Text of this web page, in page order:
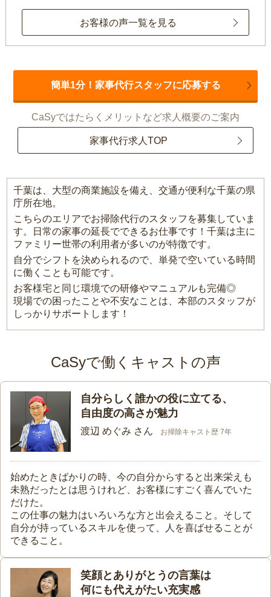
お客様の声一覧を見る
簡単1分！家事代行スタッフに応募する
CaSyではたらくメリットなど求人概要のご案内
家事代行求人TOP
千葉は、大型の商業施設を備え、交通が便利な千葉の県
庁所在地。
こちらのエリアでお掃除代行のスタッフを募集していま
す。日常の家事の延長でできるお仕事です！千葉は主に
ファミリー世帯の利用者が多いのが特徴です。
自分でシフトを決められるので、単発で空いている時間
に働くことも可能です。
お客様宅と同じ環境での研修やマニュアルも完備◎
現場での困ったことや不安なことは、本部のスタッフが
しっかりサポートします！
CaSyで働くキャストの声
自分らしく誰かの役に立てる、
自由度の高さが魅力
渡辺 めぐみ さん お掃除キャスト歴 7年
始めたときばかりの時、今の自分からすると出来栄えも
未熟だったとは思うけれど、お客様にすごく喜んでいた
だけた。
この仕事の魅力はいろいろな方と出会えること。そして
自分が持っているスキルを使って、人を喜ばせることが
できること。
笑顔とありがとうの言葉は
何にも代えがたい充実感